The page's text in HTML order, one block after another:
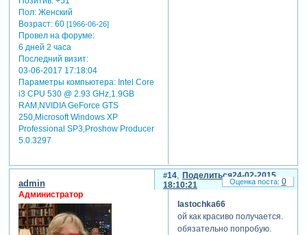
Пол:Женский
Возраст:60 [1966-06-26]
Провел на форуме:
6 дней 2 часа
Последний визит:
03-06-2017 17:18:04
Параметры компьютера:Intel Core
i3 CPU 530 @ 2.93 GHz,1.9GB
RAM,NVIDIA GeForce GTS
250,Microsoft Windows XP
Professional SP3,Proshow Producer
5.0.3297
Поделиться
14
24-02-2015
18:10:21
admin
Администратор
lastochka66
ой как красиво получается.
обязательно попробую.
0